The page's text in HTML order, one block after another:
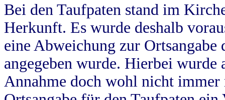
Bei den Taufpaten stand im
Herkunft. Es wurde deshalb
eine Abweichung zur
angegeben wurde. Hierbei wurde
Annahme doch wohl nicht